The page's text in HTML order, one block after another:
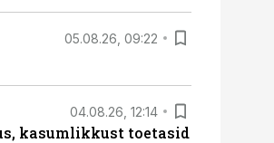
05.08.26, 09:22
04.08.26, 12:14
kasumlikkust toetasid